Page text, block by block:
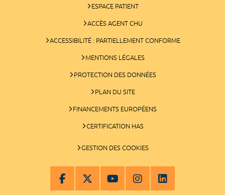
ESPACE PATIENT
ACCÈS AGENT CHU
ACCESSIBILITÉ : PARTIELLEMENT CONFORME
MENTIONS LÉGALES
PROTECTION DES DONNÉES
PLAN DU SITE
FINANCEMENTS EUROPÉENS
CERTIFICATION HAS
GESTION DES COOKIES